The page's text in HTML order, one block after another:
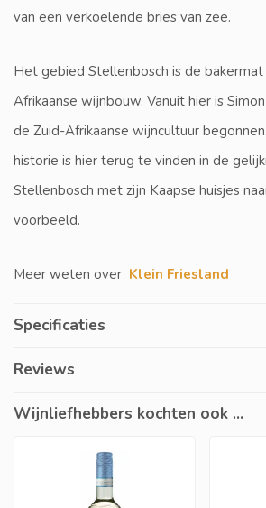
van een verkoelende bries van zee.
Het gebied Stellenbosch is de
Afrikaanse wijnbouw. Vanuit hier is
de Zuid-Afrikaanse wijncultuur
historie is hier terug te vinden in de
Stellenbosch met zijn Kaapse huisjes
voorbeeld.
Meer weten over Klein Friesland
Specificaties
Reviews
Wijnliefhebbers kochten ook ...